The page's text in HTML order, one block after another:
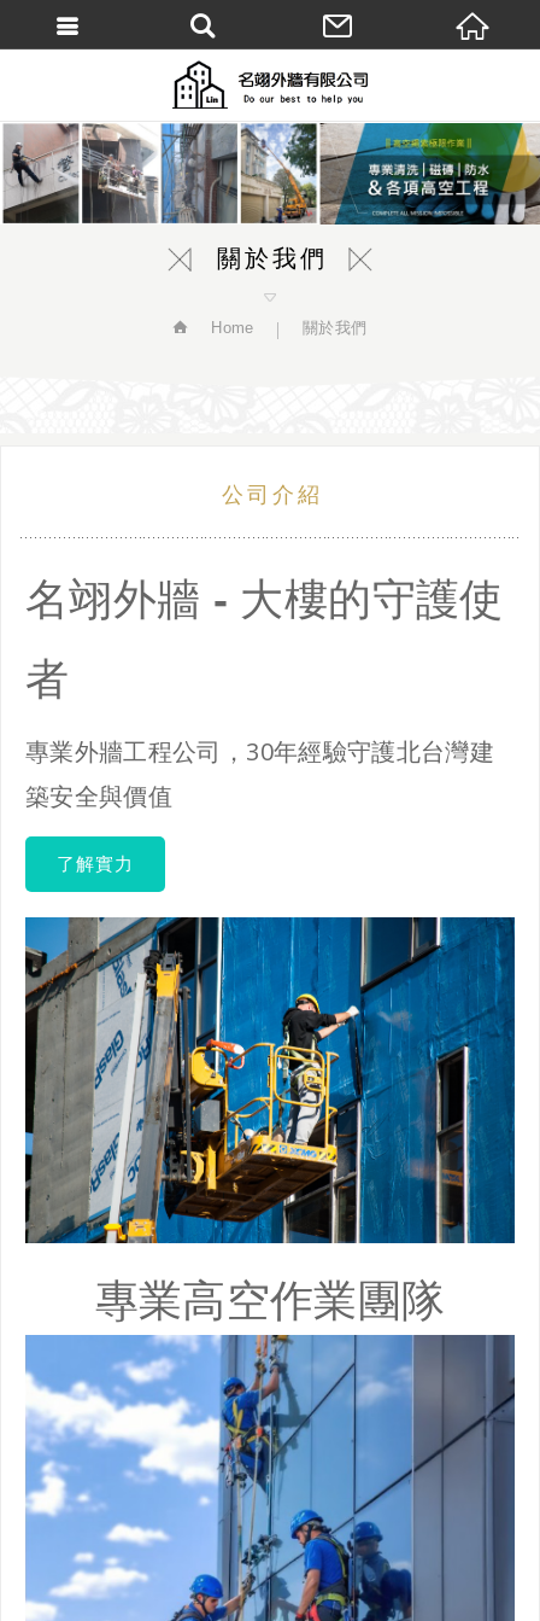
關於我們
Home 關於我們
公司介紹
名翊外牆 - 大樓的守護使
者
專業外牆工程公司，30年經驗守護北台灣建
築安全與價值
了解實力
專業高空作業團隊
繁體中文